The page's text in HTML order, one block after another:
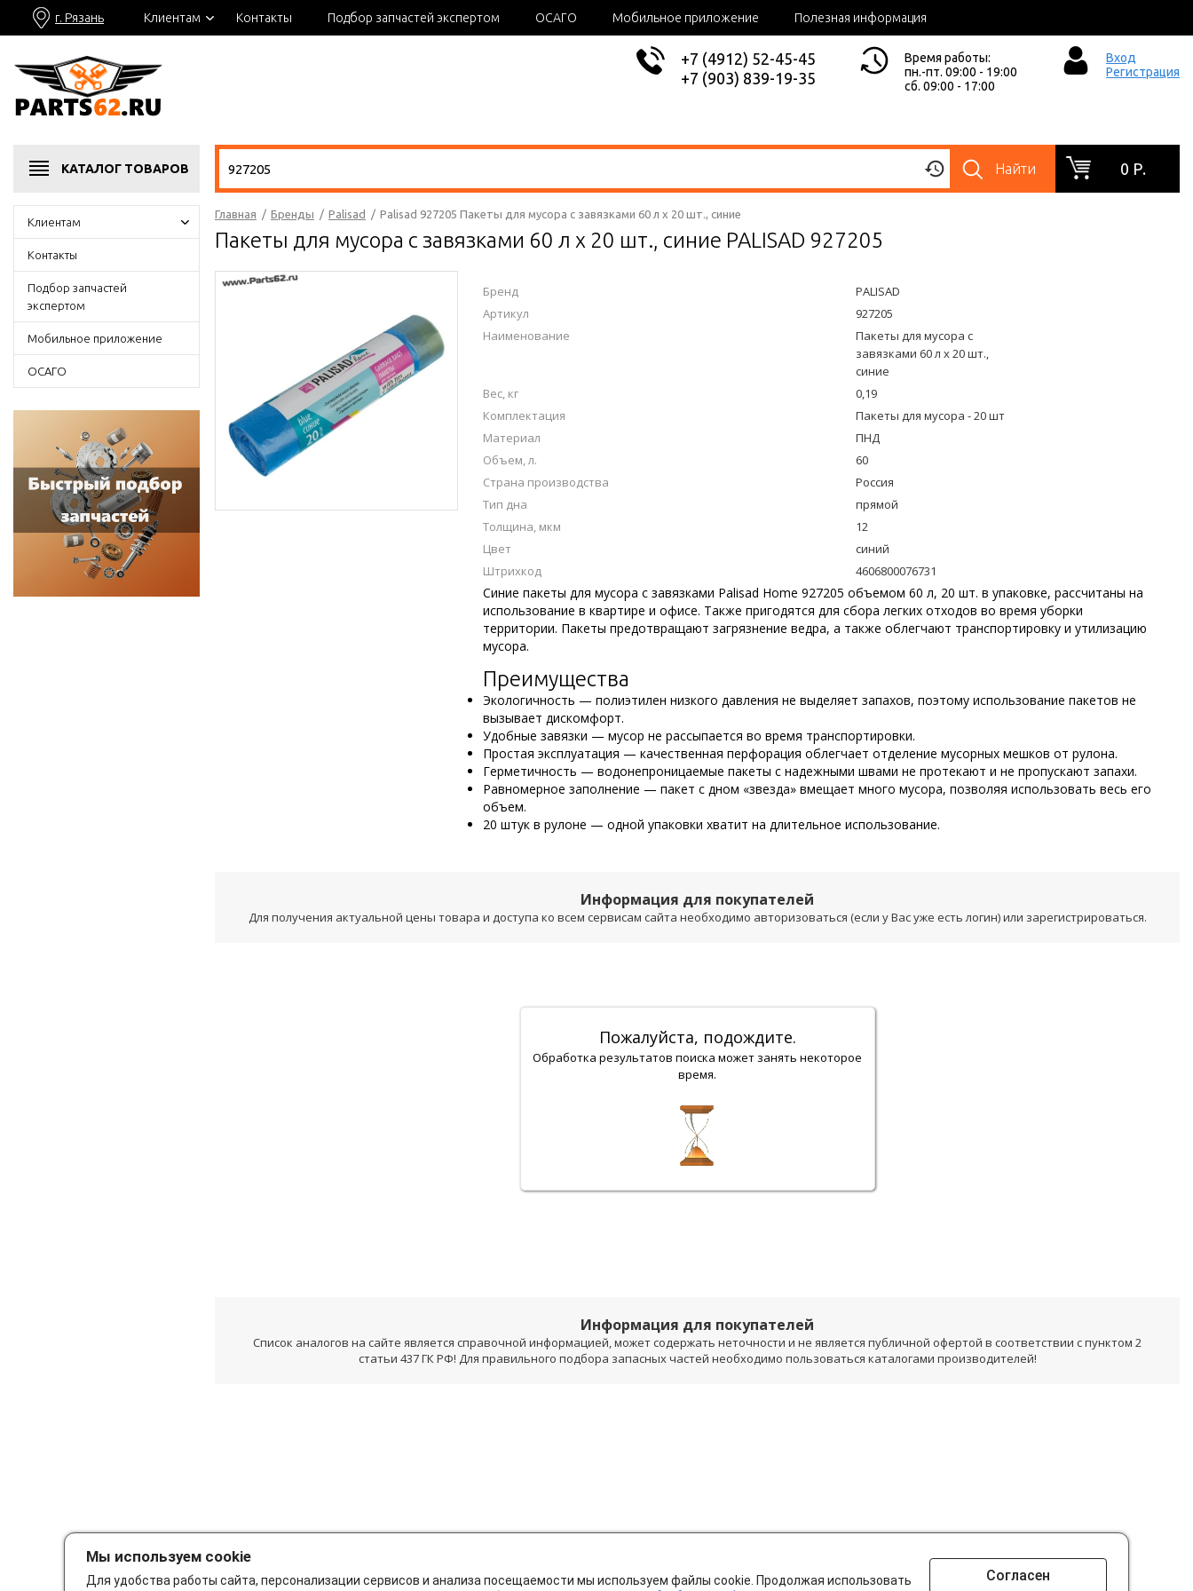
г. Рязань Клиентам Контакты Подбор запчастей экспертом ОСАГО Мобильное приложение Полезная информация
+7 (4912) 52-45-45
+7 (903) 839-19-35
Время работы:
пн.-пт. 09:00 - 19:00
сб. 09:00 - 17:00
Вход
Регистрация
КАТАЛОГ ТОВАРОВ Найти 0 Р.
Клиентам
Контакты
Подбор запчастей
экспертом
Мобильное приложение
ОСАГО
Главная / Бренды / Palisad / Palisad 927205 Пакеты для мусора с завязками 60 л x 20 шт., синие
Пакеты для мусора с завязками 60 л x 20 шт., синие PALISAD 927205
Бренд
PALISAD
Артикул
927205
Наименование
Пакеты для мусора с
завязками 60 л x 20 шт.,
синие
Вес, кг
0,19
Комплектация
Пакеты для мусора - 20 шт
Материал
ПНД
Объем, л.
60
Страна производства
Россия
Тип дна
прямой
Толщина, мкм
12
Цвет
синий
Штрихкод
4606800076731
Синие пакеты для мусора с завязками Palisad Home 927205 объемом 60 л, 20 шт. в упаковке, рассчитаны на
использование в квартире и офисе. Также пригодятся для сбора легких отходов во время уборки
территории. Пакеты предотвращают загрязнение ведра, а также облегчают транспортировку и утилизацию
мусора.
Преимущества
Экологичность — полиэтилен низкого давления не выделяет запахов, поэтому использование пакетов не
вызывает дискомфорт.
Удобные завязки — мусор не рассыпается во время транспортировки.
Простая эксплуатация — качественная перфорация облегчает отделение мусорных мешков от рулона.
Герметичность — водонепроницаемые пакеты с надежными швами не протекают и не пропускают запахи.
Равномерное заполнение — пакет с дном «звезда» вмещает много мусора, позволяя использовать весь его
объем.
20 штук в рулоне — одной упаковки хватит на длительное использование.
Информация для покупателей
Для получения актуальной цены товара и доступа ко всем сервисам сайта необходимо авторизоваться (если у Вас уже есть логин) или зарегистрироваться.
Пожалуйста, подождите.
Обработка результатов поиска может занять некоторое
время.
Информация для покупателей
Список аналогов на сайте является справочной информацией, может содержать неточности и не является публичной офертой в соответствии с пунктом 2
статьи 437 ГК РФ! Для правильного подбора запасных частей необходимо пользоваться каталогами производителей!
Мы используем cookie
Для удобства работы сайта, персонализации сервисов и анализа посещаемости мы используем файлы cookie. Продолжая использовать
Согласен